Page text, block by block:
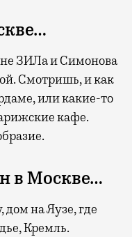
ЗИЛа и Симонова
Смотришь, и как
или какие-то
кафе.
в Москве…
на Яузе, где
Кремль.